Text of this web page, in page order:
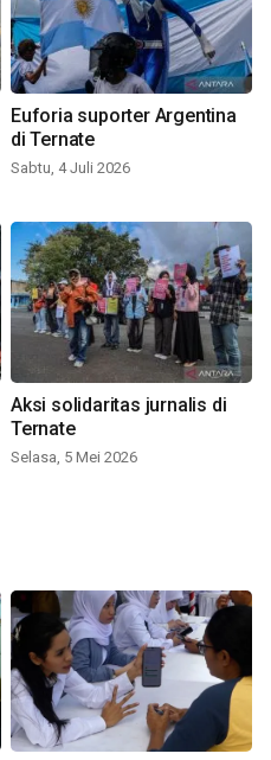
Euforia suporter Argentina
di Ternate
Sabtu, 4 Juli 2026
Aksi solidaritas jurnalis di
Ternate
Selasa, 5 Mei 2026